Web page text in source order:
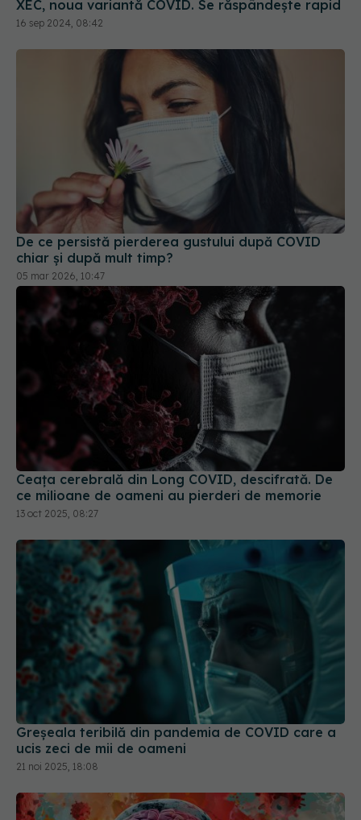
De ce persistă pierderea gustului după COVID
chiar și după mult timp?
05 mar 2026, 10:47
Ceața cerebrală din Long COVID, descifrată. De
ce milioane de oameni au pierderi de memorie
13 oct 2025, 08:27
Greșeala teribilă din pandemia de COVID care a
ucis zeci de mii de oameni
21 noi 2025, 18:08